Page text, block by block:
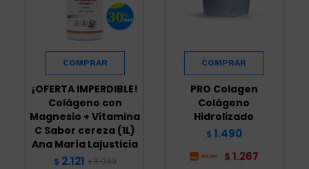
¡OFERTA IMPERDIBLE!
Colágeno con
Magnesio + Vitamina
C Sabor cereza (1L)
Ana María Lajusticia
$ 2.121 $ 3.030
PRO Colagen
Colágeno
Hidrolizado
$ 1.490
$ 1.267